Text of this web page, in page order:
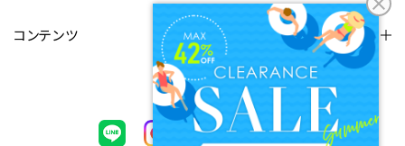
コンテンツ
FOLLOW US